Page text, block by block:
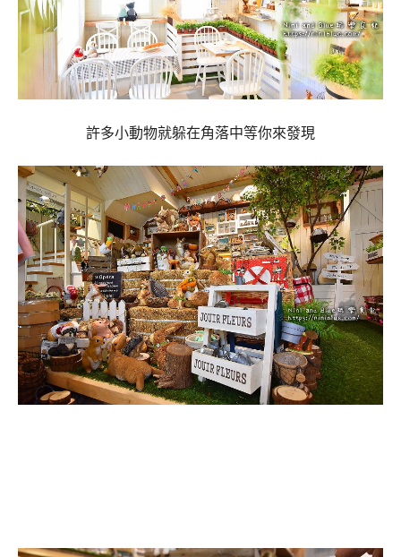
許多小動物就躲在角落中等你來發現